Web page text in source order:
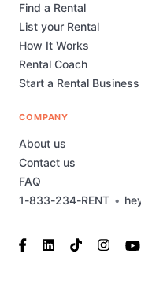
1-833-234-RENT •
Find a Rental
List your Rental
How It Works
Rental Coach
Start a Rental Business
COMPANY
About us
Contact us
FAQ